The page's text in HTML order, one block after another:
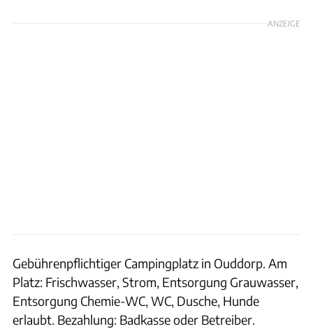
ANZEIGE
Gebührenpflichtiger Campingplatz in Ouddorp. Am
Platz: Frischwasser, Strom, Entsorgung Grauwasser,
Entsorgung Chemie-WC, WC, Dusche, Hunde
erlaubt. Bezahlung: Badkasse oder Betreiber.